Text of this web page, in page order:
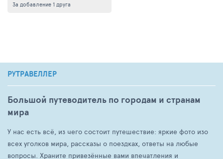
За добавление 1 друга
РУТРАВЕЛЛЕР
Большой путеводитель по городам и странам
мира
У нас есть всё, из чего состоит путешествие: яркие фото изо
всех уголков мира, рассказы о поездках, ответы на любые
вопросы. Храните привезённые вами впечатления и